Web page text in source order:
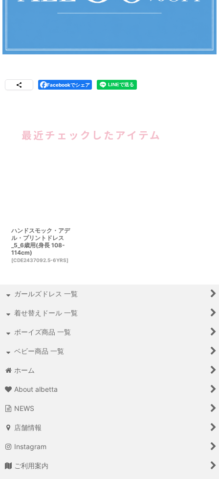
Facebookでシェア
最近チェックしたアイテム
ハンドスモック・アデ
ル・プリントドレス
_5_6歳用(身長 108-
114cm)
[CDE2437092.5-6YRS]
ガールズドレス 一覧
着せ替えドール 一覧
ボーイズ商品 一覧
ベビー商品 一覧
ホーム
About albetta
NEWS
店舗情報
Instagram
ご利用案内